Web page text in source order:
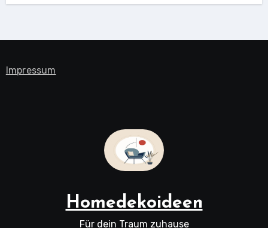
Impressum
Homedekoideen
Für dein Traum zuhause